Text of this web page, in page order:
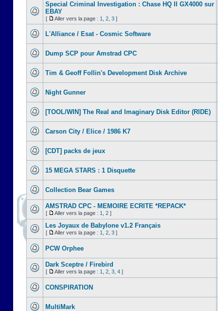
Special Criminal Investigation : Chase HQ II GX4000 sur
EBAY
[ Aller vers la page : 1 2 3 ]
L'Alliance / Esat - Cosmic Software
Dump SCP pour Amstrad CPC
Tim & Geoff Follin's Development Disk Archive
Night Gunner
[TOOL/WIN] The Real and Imaginary Disk Editor (RIDE)
Carson City / Elice / 1986 K7
[CDT] packs de jeux
15 MEGA STARS : 1 Disquette
Collection Bear Games
AMSTRAD CPC - MEMOIRE ECRITE *REPACK*
[ Aller vers la page : 1 2 ]
Les Joyaux de Babylone v1.2 Français
[ Aller vers la page : 1 2 3 ]
PCW Orphee
Dark Sceptre / Firebird
[ Aller vers la page : 1 2 3 4 ]
CONSPIRATION
MultiMark